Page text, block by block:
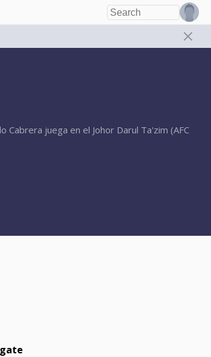
juega en el Johor Darul Ta'zim (AFC